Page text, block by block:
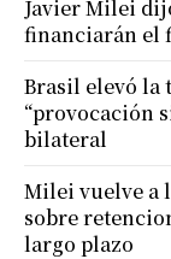
Javier Milei
financiarán el
Brasil elevó la
“provocación
bilateral
Milei vuelve a
sobre
largo plazo